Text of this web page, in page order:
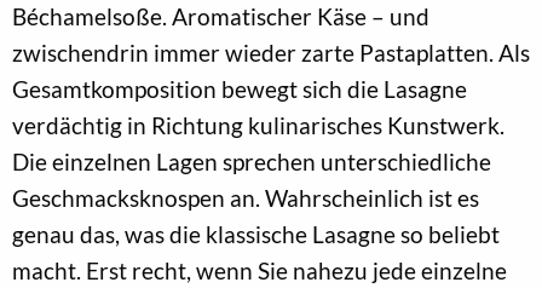
Béchamelsoße. Aromatischer Käse – und
zwischendrin immer wieder zarte Pastaplatten. Als
Gesamtkomposition bewegt sich die Lasagne
verdächtig in Richtung kulinarisches Kunstwerk.
Die einzelnen Lagen sprechen unterschiedliche
Geschmacksknospen an. Wahrscheinlich ist es
genau das, was die klassische Lasagne so beliebt
macht. Erst recht, wenn Sie nahezu jede einzelne